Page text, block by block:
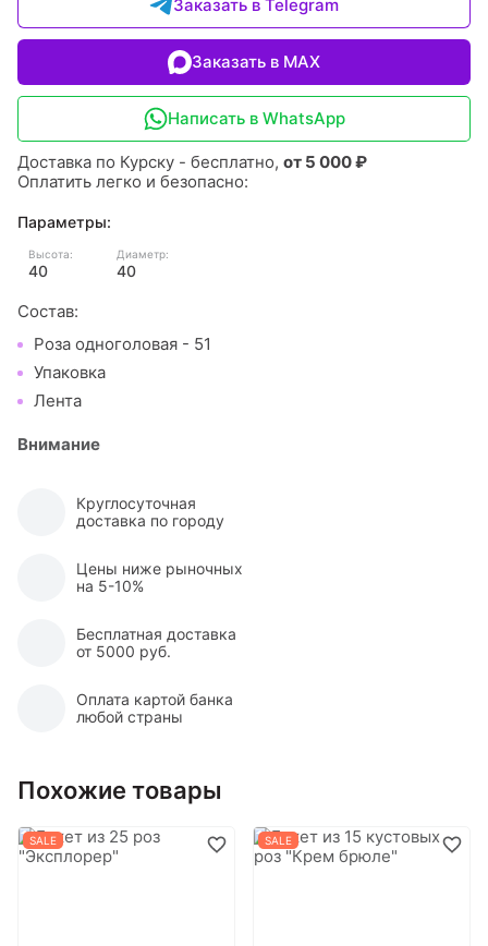
Заказать в Telegram
Заказать в MAX
Написать в WhatsApp
Доставка по Курску - бесплатно, от 5 000 ₽
Оплатить легко и безопасно:
Параметры:
Высота:
40
Диаметр:
40
Состав:
Роза одноголовая - 51
Упаковка
Лента
Внимание
Круглосуточная
доставка по городу
Цены ниже рыночных
на 5-10%
Бесплатная доставка
от 5000 руб.
Оплата картой банка
любой страны
Похожие товары
SALE SALE